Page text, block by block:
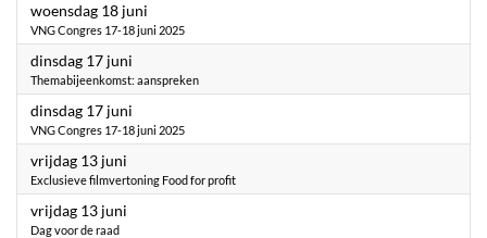
woensdag 18 juni
VNG Congres 17-18 juni 2025
dinsdag 17 juni
Themabijeenkomst: aanspreken
dinsdag 17 juni
VNG Congres 17-18 juni 2025
vrijdag 13 juni
Exclusieve filmvertoning Food for profit
vrijdag 13 juni
Dag voor de raad